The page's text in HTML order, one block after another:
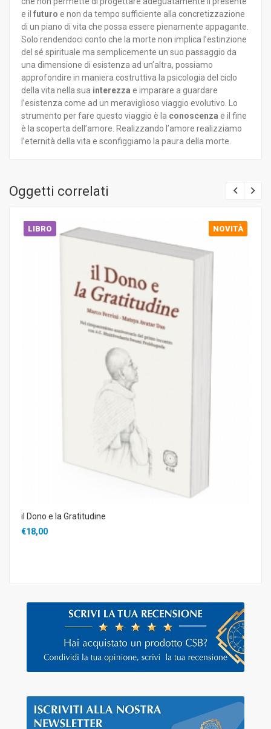
e il futuro e non da tempo sufficiente alla concretizzazione
di un piano di vita che possa essere pienamente appagante.
Solo rendendoci conto che la morte non implica l’estinzione
del sé spirituale ma semplicemente un suo passaggio da
una dimensione di esistenza ad un’altra, possiamo
approfondire in maniera costruttiva la psicologia del ciclo
della vita nella sua interezza e imparare a guardare
l’esistenza come ad un meraviglioso viaggio evolutivo. Lo
strumento per fare questo viaggio è la conoscenza e il fine
è la scoperta dell’amore. Realizzando l’amore realizziamo
l’eternità della vita e sconfiggiamo la paura della morte.
Oggetti correlati
LIBRO NOVITÀ
il Dono e la Gratitudine
€18,00